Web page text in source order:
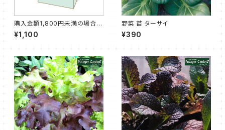
購入金額1,800円未満の場合に
購入いただく梱包セット
¥1,100
野菜 苗 ターサイ
¥390